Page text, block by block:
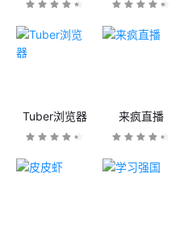
Tuber浏览器 来疯直播